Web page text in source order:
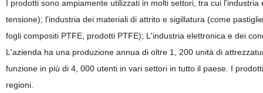
I prodotti sono ampiamente utilizzati in molti settori, tra cui
tensione); l'industria dei materiali di attrito e sigillatura (come
fogli compositi PTFE, prodotti PTFE); L'industria elettronica e dei
L'azienda ha una produzione annua di oltre 1, 200 unità di
funzione in più di 4, 000 utenti in vari settori in tutto il paese. I
regioni.